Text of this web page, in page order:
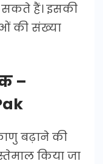
हैं। इसकी
की संख्या
–
बढ़ाने की
किया जा